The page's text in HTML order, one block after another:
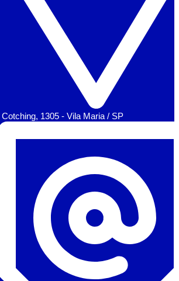
1305 - Vila Maria / SP